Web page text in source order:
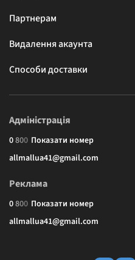
Партнерам
Видалення акаунта
Способи доставки
Адміністрація
0800 Показати номер
allmallua41@gmail.com
Реклама
0800 Показати номер
allmallua41@gmail.com